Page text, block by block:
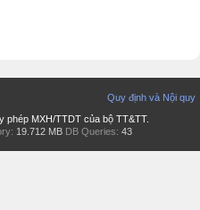
Quy định và Nội quy
phép MXH/TTDT của bộ TT&TT.
19.712 MB DB Queries: 43